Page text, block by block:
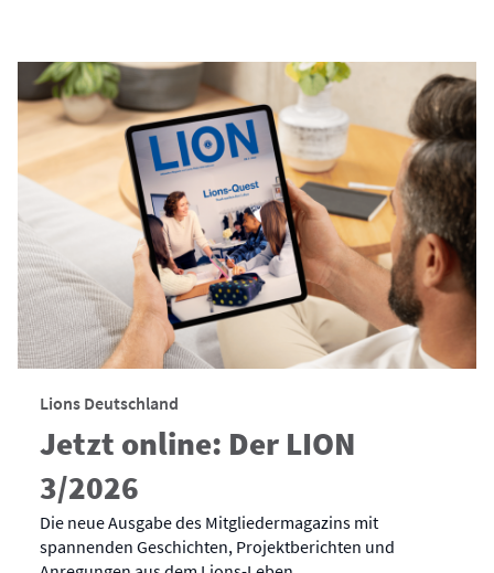
Lions Deutschland
Jetzt online: Der LION
3/2026
Die neue Ausgabe des Mitgliedermagazins mit
spannenden Geschichten, Projektberichten und